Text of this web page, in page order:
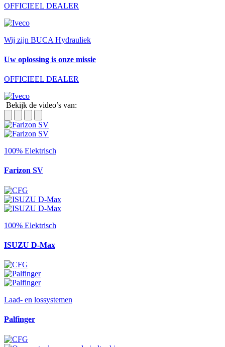
OFFICIEEL DEALER
Wij zijn BUCA Hydrauliek
Uw oplossing is onze missie
OFFICIEEL DEALER
Bekijk de video’s van:
100% Elektrisch
Farizon SV
100% Elektrisch
ISUZU D-Max
Laad- en lossystemen
Palfinger